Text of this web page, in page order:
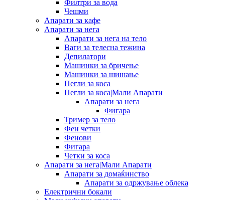
Филтри за вода
Чешми
Апарати за кафе
Апарати за нега
Апарати за нега на тело
Ваги за телесна тежина
Депилатори
Машинки за бричење
Машинки за шишање
Пегли за коса
Пегли за коса|Мали Апарати
Апарати за нега
Фигара
Тример за тело
Фен четки
Фенови
Фигара
Четки за коса
Апарати за нега|Мали Апарати
Апарати за домаќинство
Апарати за одржување облека
Електрични бокали